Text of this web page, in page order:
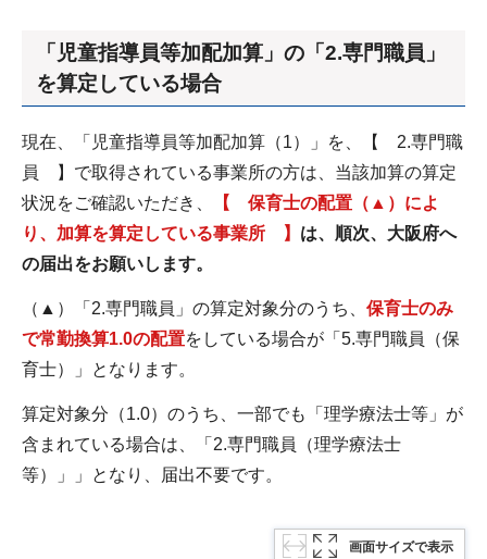
「児童指導員等加配加算」の「2.専門職員」
を算定している場合
現在、「児童指導員等加配加算（1）」を、【 2.専門職
員 】で取得されている事業所の方は、当該加算の算定
状況をご確認いただき、
【 保育士の配置（▲）によ
り、加算を算定している事業所 】 は、順次、大阪府へ
の届出をお願いします。
（▲）「2.専門職員」の算定対象分のうち、 保育士のみ
で常勤換算1.0の配置をしている場合が「5.専門職員（保
育士）」となります。
算定対象分（1.0）のうち、一部でも「理学療法士等」が
含まれている場合は、「2.専門職員（理学療法士
等）」」となり、届出不要です。
画面サイズで表示